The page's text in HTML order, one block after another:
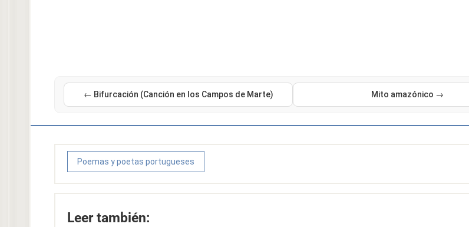
← Bifurcación (Canción en los Campos de Marte) Mito amazónico →
Poemas y poetas portugueses
Leer también: